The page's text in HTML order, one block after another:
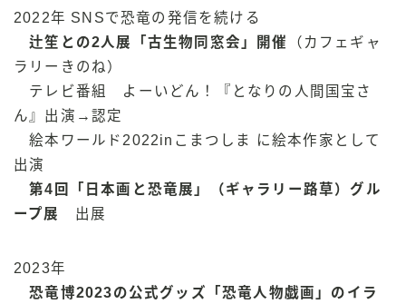
2022年 SNSで恐竜の発信を続ける
辻笙との2人展「古生物同窓会」開催
（カフェギャ
ラリーきのね）
テレビ番組 よーいどん！『となりの人間国宝さ
ん』出演→認定
絵本ワールド2022inこまつしま に絵本作家として
出演
第4回「日本画と恐竜展」（ギャラリー路草）グル
ープ展
出展
2023年
恐竜博2023の公式グッズ「恐竜人物戯画」のイラ